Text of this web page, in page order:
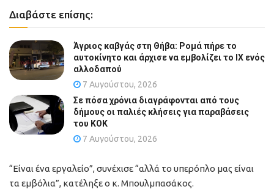
Διαβάστε επίσης:
Άγριος καβγάς στη Θήβα: Ρομά πήρε το
αυτοκίνητο και άρχισε να εμβολίζει το ΙΧ ενός
αλλοδαπού
7 Αυγούστου, 2026
Σε πόσα χρόνια διαγράφονται από τους
δήμους οι παλιές κλήσεις για παραβάσεις
του ΚΟΚ
7 Αυγούστου, 2026
“Είναι ένα εργαλείο”, συνέχισε “αλλά το υπερόπλο μας είναι
τα εμβόλια”, κατέληξε ο κ. Μπουλμπασάκος.